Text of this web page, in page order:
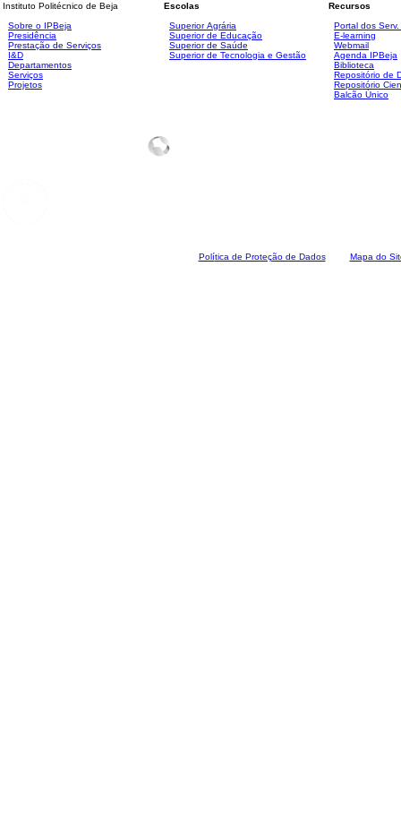
Instituto Politécnico de Beja
Sobre o IPBeja
Presidência
Prestação de Serviços
I&D
Departamentos
Serviços
Projetos
Escolas
Superior Agrária
Superior de Educação
Superior de Saúde
Superior de Tecnologia e Gestão
Recursos
Portal dos
E-learning
Webmail
Agenda IPBeja
Biblioteca
Repositório de
Repositório
Balcão Único
Política de Proteção de Dados Mapa do